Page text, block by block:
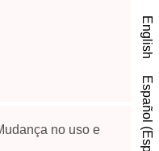
no uso e
English
Español (España)